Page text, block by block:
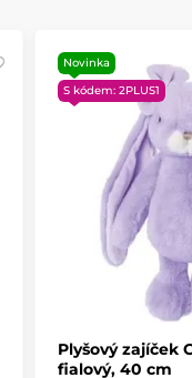
Novinka
S kódem: 2PLUS1
Plyšový zajíček
fialový, 40 cm